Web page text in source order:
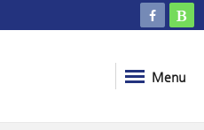
Menu